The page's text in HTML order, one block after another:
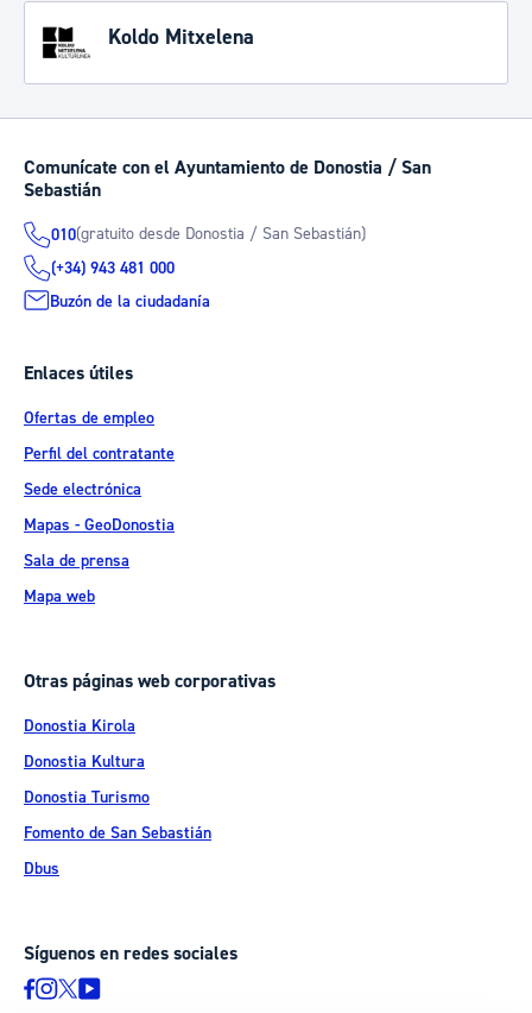
Koldo Mitxelena
Comunícate con el Ayuntamiento de Donostia / San
Sebastián
010(gratuito desde Donostia / San Sebastián)
(+34) 943 481 000
Buzón de la ciudadanía
Enlaces útiles
Ofertas de empleo
Perfil del contratante
Sede electrónica
Mapas - GeoDonostia
Sala de prensa
Mapa web
Otras páginas web corporativas
Donostia Kirola
Donostia Kultura
Donostia Turismo
Fomento de San Sebastián
Dbus
Síguenos en redes sociales